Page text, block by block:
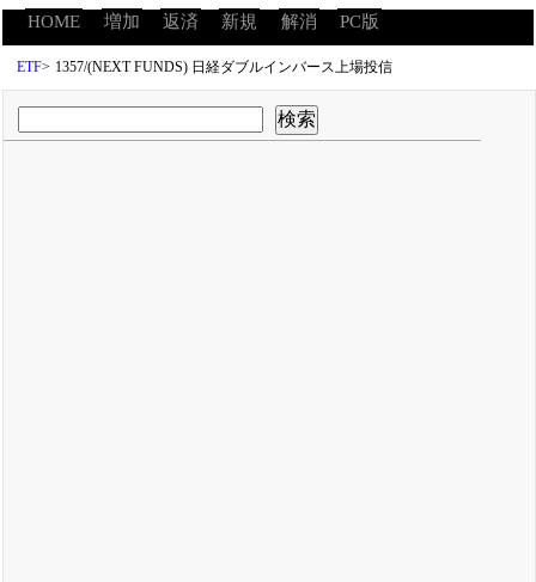
HOME 増加 返済 新規 解消 PC版
ETF> 1357/(NEXT FUNDS) 日経ダブルインバース上場投信